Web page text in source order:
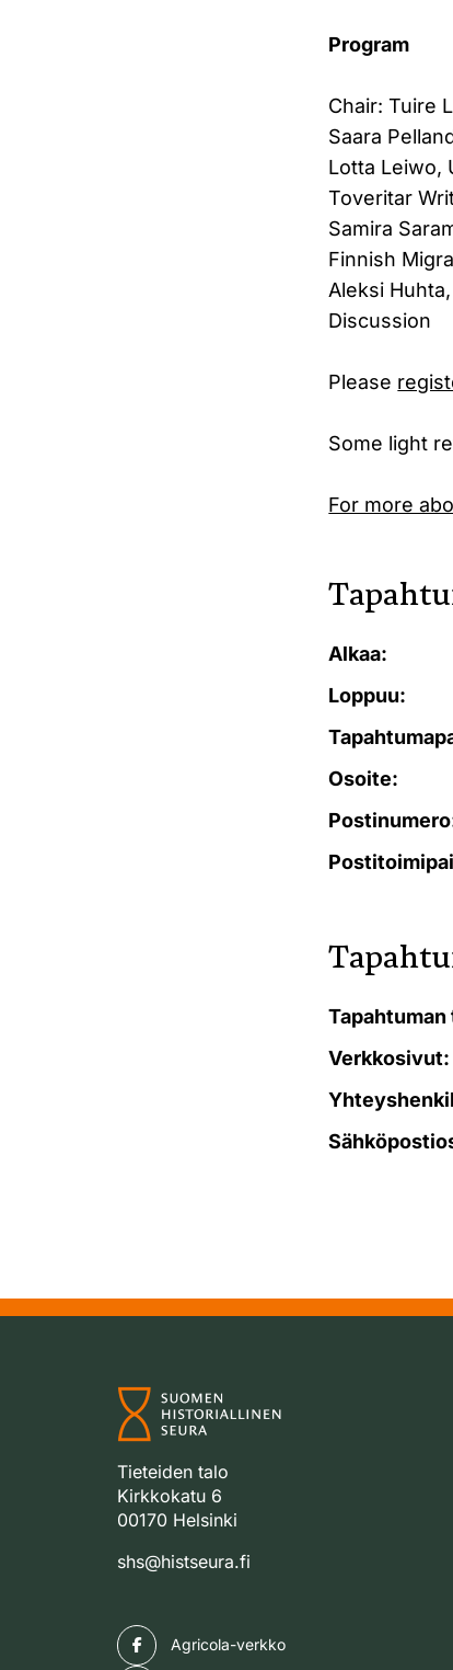
Program
Chair: Tuire
Saara
Lotta Leiwo,
Toveritar
Samira
Finnish
Aleksi
Discussion
Please
Some light
For more
Alkaa:
Loppuu:
Osoite:
Verkkosivut:
Tieteiden talo
Kirkkokatu 6
00170 Helsinki
shs@histseura.fi
Agricola-verkko